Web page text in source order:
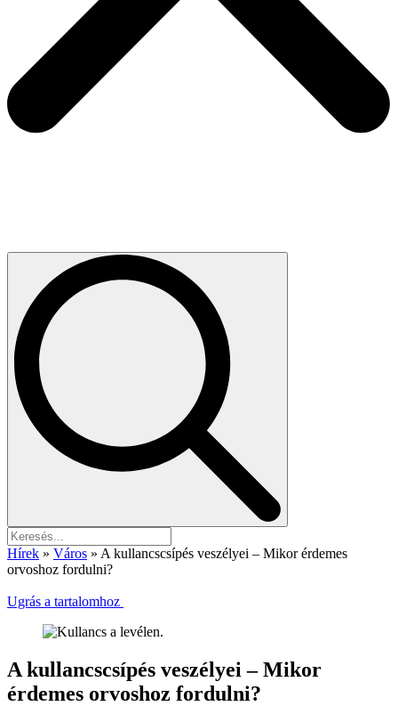
Hírek » Város » A kullancscsípés veszélyei – Mikor érdemes
orvoshoz fordulni?
Ugrás a tartalomhoz
A kullancscsípés veszélyei – Mikor
érdemes orvoshoz fordulni?